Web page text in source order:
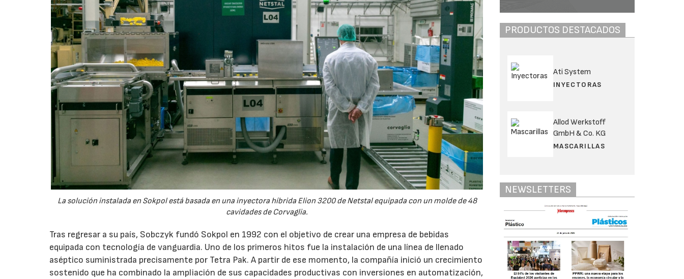
La solución instalada en Sokpol está basada en una inyectora híbrida Elion 3200 de Netstal equipada con un molde de 48
cavidades de Corvaglia.
Tras regresar a su país, Sobczyk fundó Sokpol en 1992 con el objetivo de crear una empresa de bebidas
equipada con tecnología de vanguardia. Uno de los primeros hitos fue la instalación de una línea de llenado
aséptico suministrada precisamente por Tetra Pak. A partir de ese momento, la compañía inició un crecimiento
sostenido que ha combinado la ampliación de sus capacidades productivas con inversiones en automatización,
PRODUCTOS DESTACADOS
Ati System
INYECTORAS
Allod Werkstoff
GmbH & Co. KG
MASCARILLAS
NEWSLETTERS